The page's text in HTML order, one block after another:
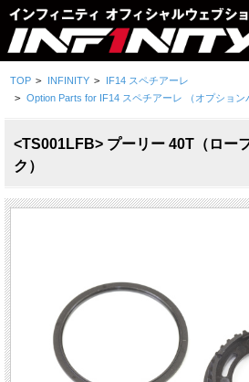
TOP > INFINITY > IF14 スペチアーレ
> Option Parts for IF14 スペチアーレ （オプション
<TS001LFB> プーリー 40T（ロー
ク）